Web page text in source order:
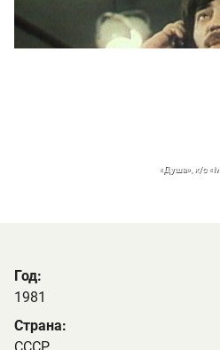
«Душа», к/с
Год:
1981
Страна: